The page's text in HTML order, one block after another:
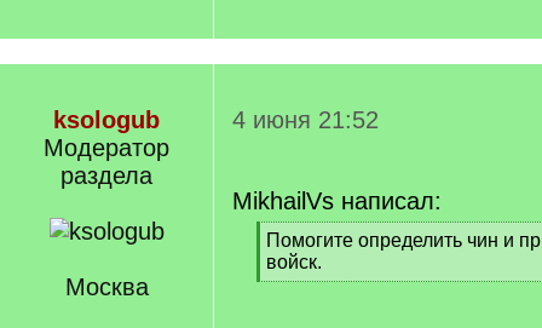
ksologub
Модератор
раздела
Москва
4 июня 21:52
MikhailVs написал:
[
q
]
Помогите определить чин и
войск.
[